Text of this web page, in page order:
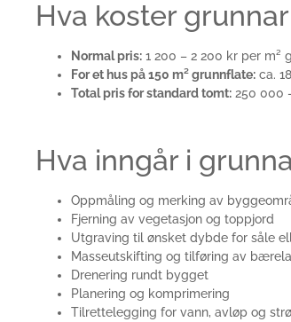
Hva koster
Normal pris: 1 200 – 2 200 kr per
For et hus på 150 m² grunnflate: ca.
Total pris for standard tomt: 250 000
Hva inngår i
Oppmåling og merking av
Fjerning av vegetasjon og toppjord
Utgraving til ønsket dybde for såle
Masseutskifting og tilføring av
Drenering rundt bygget
Planering og komprimering
Tilrettelegging for vann, avløp og